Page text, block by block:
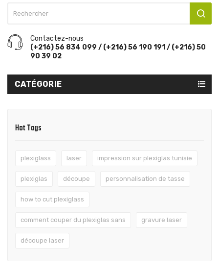
Contactez-nous
(+216) 56 834 099 / (+216) 56 190 191 / (+216) 50
90 39 02
CATÉGORIE
Hot Tags
plexiglass laser impression sur plexiglas tunisie
plexiglas découpe personnalisation de tasse
how to cut plexiglass
comment couper du plexiglas sans gravure laser
découpe laser